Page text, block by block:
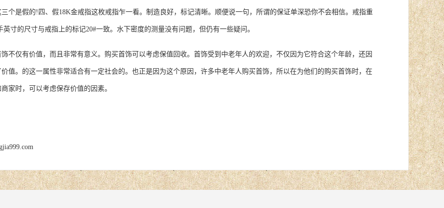
是假的!四、假18K金戒指这枚戒指乍一看。制造良好，标记清晰。顺便说一句，所谓的保证单深恐你不会相信。戒指重
英寸的尺寸与戒指上的标记20#一致。水下密度的测量没有问题，但仍有一些疑问。
仅有价值，而且非常有意义。购买首饰可以考虑保值回收。首饰受到中老年人的欢迎，不仅因为它符合这个年龄，还因
价值。的这一属性非常适合有一定社会的。也正是因为这个原因，许多中老年人购买首饰，所以在为他们的购买首饰时，在
家时，可以考虑保存价值的因素。